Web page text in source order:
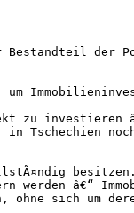
Bestandteil
zu
Tschechien
werden â€“
sich um deren